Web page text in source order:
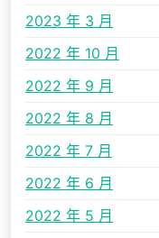
2023 年 3 月
2022 年 10 月
2022 年 9 月
2022 年 8 月
2022 年 7 月
2022 年 6 月
2022 年 5 月